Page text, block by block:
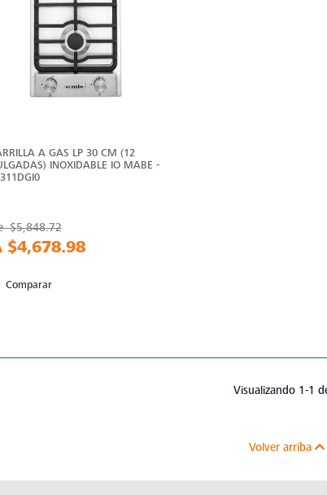
A GAS LP 30 CM (12
INOXIDABLE IO MABE -
$5,848.72
$4,678.98
Comparar
Visualizando 1-1
Volver arriba